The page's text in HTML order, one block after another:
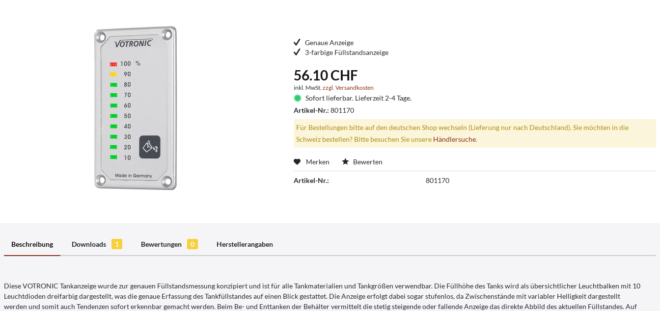
Genaue Anzeige
3-farbige Füllstandsanzeige
56.10 CHF
inkl. MwSt.zzgl. Versandkosten
Sofort lieferbar. Lieferzeit 2-4 Tage.
Artikel-Nr.:801170
Für Bestellungen bitte auf den deutschen Shop wechseln (Lieferung nur nach Deutschland). Sie möchten in die
Schweiz bestellen? Bitte besuchen Sie unsere Händlersuche.
Merken Bewerten
Artikel-Nr.: 801170
Beschreibung Downloads 1 Bewertungen 0 Herstellerangaben
Diese VOTRONIC Tankanzeige wurde zur genauen Füllstandsmessung konzipiert und ist für alle Tankmaterialien und Tankgrößen verwendbar. Die Füllhöhe des Tanks wird als übersichtlicher Leuchtbalken mit 10
Leuchtdioden dreifarbig dargestellt, was die genaue Erfassung des Tankfüllstandes auf einen Blick gestattet. Die Anzeige erfolgt dabei sogar stufenlos, da Zwischenstände mit variabler Helligkeit dargestellt
werden und somit auch Tendenzen sofort erkennbar gemacht werden. Beim Be- und Enttanken der Behälter vermittelt die stetig steigende oder fallende Anzeige das direkte Abbild des aktuellen Füllstandes. Auf